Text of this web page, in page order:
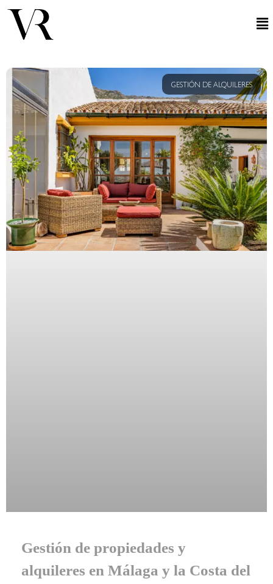
GESTIÓN DE ALQUILERES
Gestión de propiedades y
alquileres en Málaga y la Costa del